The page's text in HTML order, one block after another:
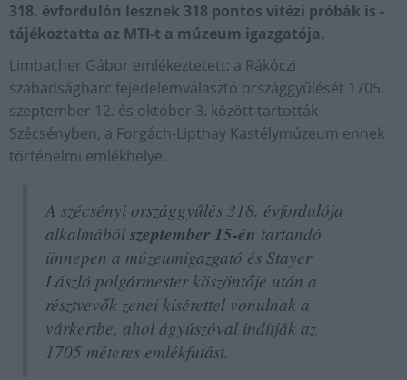
318. évfordulón lesznek 318 pontos vitézi próbák is -
tájékoztatta az MTI-t a múzeum igazgatója.
Limbacher Gábor emlékeztetett: a Rákóczi
szabadságharc fejedelemválasztó országgyűlését 1705.
szeptember 12. és október 3. között tartották
Szécsényben, a Forgách-Lipthay Kastélymúzeum ennek
történelmi emlékhelye.
A szécsényi országgyűlés 318. évfordulója
alkalmábólszeptember 15-én tartandó
ünnepen a múzeumigazgató és Stayer
László polgármester köszöntője után a
résztvevők zenei kísérettel vonulnak a
várkertbe, ahol ágyúszóval indítják az
1705 méteres emlékfutást.